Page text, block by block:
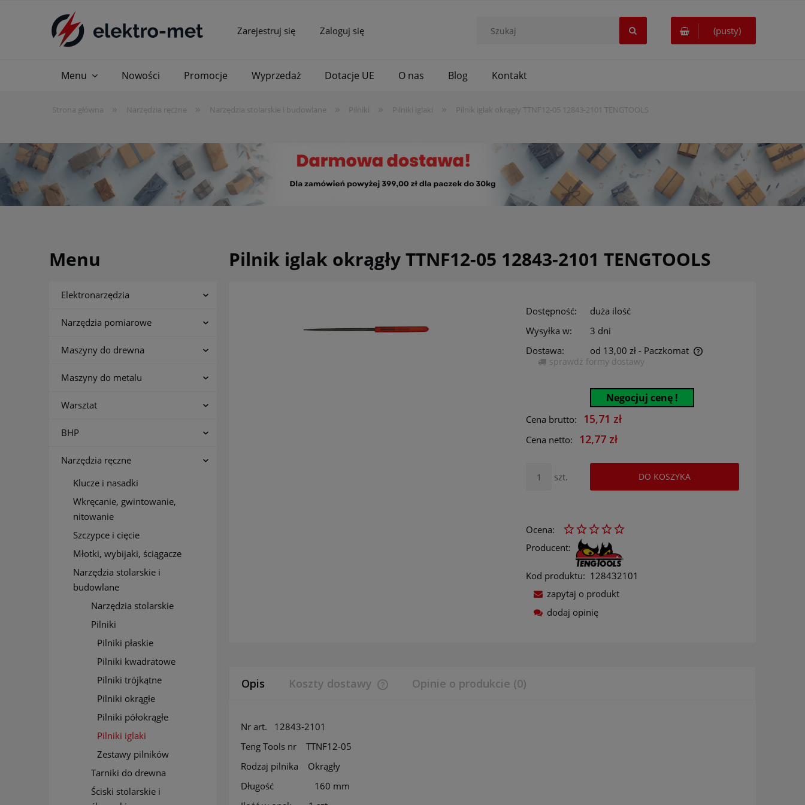
(pusty)
Zarejestruj się Zaloguj się
Menu Nowości Promocje Wyprzedaż Dotacje UE O nas Blog Kontakt
Strona główna » Narzędzia ręczne » Narzędzia stolarskie i budowlane » Pilniki » Pilniki iglaki » Pilnik iglak okrągły TTNF12-05 12843-2101 TENGTOOLS
Menu
Elektronarzędzia
Narzędzia pomiarowe
Maszyny do drewna
Maszyny do metalu
Warsztat
BHP
Narzędzia ręczne
Klucze i nasadki
Wkręcanie, gwintowanie,
nitowanie
Szczypce i cięcie
Młotki, wybijaki, ściągacze
Narzędzia stolarskie i
budowlane
Narzędzia stolarskie
Pilniki
Pilniki płaskie
Pilniki kwadratowe
Pilniki trójkątne
Pilniki okrągłe
Pilniki półokrągłe
Pilniki iglaki
Zestawy pilników
Tarniki do drewna
Ściski stolarskie i
Pilnik iglak okrągły TTNF12-05 12843-2101 TENGTOOLS
Dostępność:
duża ilość
Wysyłka w:
3 dni
Dostawa:
od 13,00 zł - Paczkomat
sprawdź formy dostawy
Negocjuj cenę !
Cena brutto: 15,71 zł
Cena netto: 12,77 zł
szt. DO KOSZYKA
Ocena:
Producent:
Kod produktu: 128432101
zapytaj o produkt
dodaj opinię
Opis Koszty dostawy Opinie o produkcie (0)
Nr art. 12843-2101
Teng Tools nr TTNF12-05
Rodzaj pilnika Okrągły
Długość 160 mm